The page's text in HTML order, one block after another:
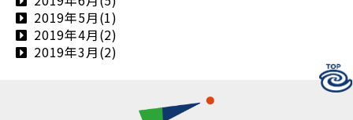
2019年5月(1)
2019年4月(2)
2019年3月(2)